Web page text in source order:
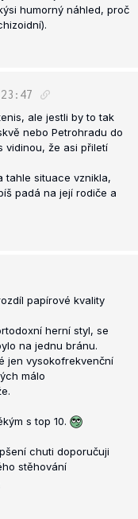
humorný náhled, proč
23:47
ale jestli by to tak
nebo Petrohradu do
vidinou, že asi přiletí
tahle situace vznikla,
padá na její rodiče a
papírové kvality
herní styl, se
na jednu bránu.
jen vysokofrekvenční
málo
s top 10.
chuti doporučuji
stěhování